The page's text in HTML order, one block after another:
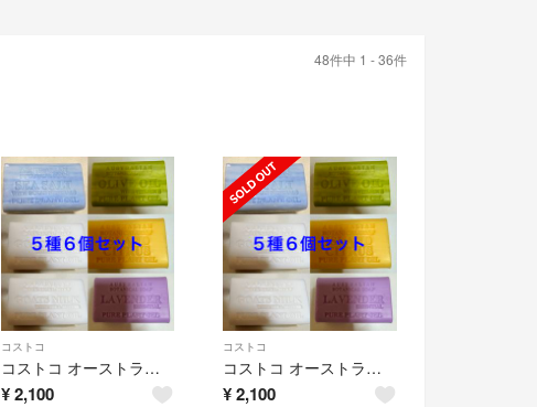
48件中 1 - 36件
コストコ
コストコ オーストラリアン ボタニカル ソープ 5種6個セット
¥ 2,100
コストコ
コストコ オーストラリアン ボタニカル ソープ 5種6個セット
¥2,100